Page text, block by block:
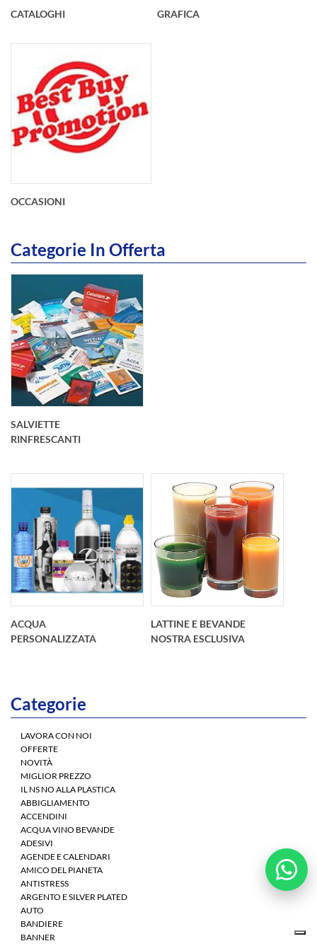
CATALOGHI GRAFICA
OCCASIONI
Categorie In Offerta
SALVIETTE
RINFRESCANTI
ACQUA
PERSONALIZZATA
LATTINE E BEVANDE
NOSTRA ESCLUSIVA
Categorie
LAVORA CON NOI
OFFERTE
NOVITÀ
MIGLIOR PREZZO
IL NS NO ALLA PLASTICA
ABBIGLIAMENTO
ACCENDINI
ACQUA VINO BEVANDE
ADESIVI
AGENDE E CALENDARI
AMICO DEL PIANETA
ANTISTRESS
ARGENTO E SILVER PLATED
AUTO
BANDIERE
BANNER